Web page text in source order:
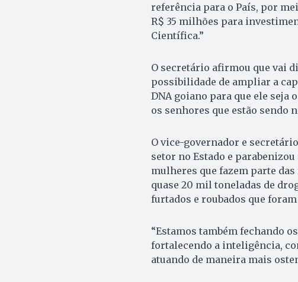
referência para o País, por
R$ 35 milhões para
Científica.”
O secretário afirmou que vai
possibilidade de ampliar a
DNA goiano para que ele seja
os senhores que estão sendo
O vice-governador e
setor no Estado e
mulheres que fazem parte
quase 20 mil toneladas de
furtados e roubados que
“Estamos também fechando
fortalecendo a inteligência,
atuando de maneira mais